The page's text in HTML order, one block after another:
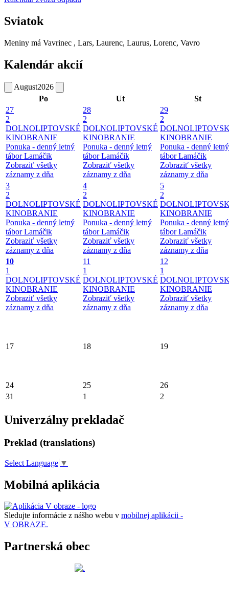
Sviatok
Meniny má Vavrinec , Lars, Laurenc, Laurus, Lorenc, Vavro
Kalendár akcií
August2026
Po
Ut
St
27
2
DOLNOLIPTOVSKÉ
KINOBRANIE
Ponuka - denný letný
tábor Lamáčik
Zobraziť všetky
záznamy z dňa
28
2
DOLNOLIPTOVSKÉ
KINOBRANIE
Ponuka - denný letný
tábor Lamáčik
Zobraziť všetky
záznamy z dňa
29
2
KINOBRANIE
Ponuka - denný letný
tábor Lamáčik
Zobraziť všetky
záznamy z dňa
3
2
DOLNOLIPTOVSKÉ
KINOBRANIE
Ponuka - denný letný
tábor Lamáčik
Zobraziť všetky
záznamy z dňa
4
2
DOLNOLIPTOVSKÉ
KINOBRANIE
Ponuka - denný letný
tábor Lamáčik
Zobraziť všetky
záznamy z dňa
5
2
KINOBRANIE
Ponuka - denný letný
tábor Lamáčik
Zobraziť všetky
záznamy z dňa
10
1
DOLNOLIPTOVSKÉ
KINOBRANIE
Zobraziť všetky
záznamy z dňa
11
1
DOLNOLIPTOVSKÉ
KINOBRANIE
Zobraziť všetky
záznamy z dňa
12
1
KINOBRANIE
Zobraziť všetky
záznamy z dňa
17 18 19
24 25
26
31
1 2
Univerzálny prekladač
Preklad (translations)
Select Language ▼
Mobilná aplikácia
Sledujte informácie z nášho webu v mobilnej aplikácii -
V OBRAZE.
Partnerská obec